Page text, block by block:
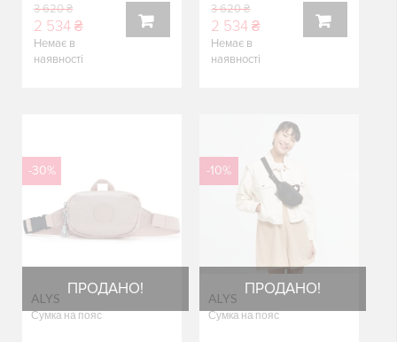
3 620 ₴
2 534 ₴
Немає в
наявності
3 620 ₴
2 534 ₴
Немає в
наявності
ПРОДАНО!
-30%
ALYS
Сумка на пояс
ПРОДАНО!
-10%
ALYS
Сумка на пояс